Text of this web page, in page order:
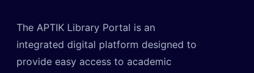
The APTIK Library Portal is an
integrated digital platform designed to
provide easy access to academic